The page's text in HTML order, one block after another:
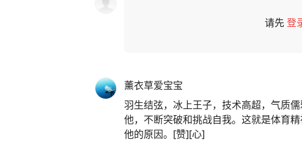
请先登
薰衣草爱宝宝
羽生结弦，冰上王子，技术高超，气质
他，不断突破和挑战自我。这就是体育
他的原因。[赞][心]